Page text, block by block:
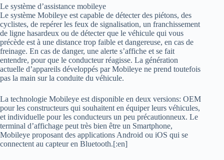
Le système d’assistance mobileye
Le système Mobileye est capable de détecter des piétons, des
cyclistes, de repérer les feux de signalisation, un franchissement
de ligne hasardeux ou de détecter que le véhicule qui vous
précède est à une distance trop faible et dangereuse, en cas de
freinage. En cas de danger, une alerte s’affiche et se fait
entendre, pour que le conducteur réagisse. La génération
actuelle d’appareils développés par Mobileye ne prend toutefois
pas la main sur la conduite du véhicule.
La technologie Mobileye est disponible en deux versions: OEM
pour les constructeurs qui souhaitent en équiper leurs véhicules,
et individuelle pour les conducteurs un peu précautionneux. Le
terminal d’affichage peut très bien être un Smartphone,
Mobileye proposant des applications Android ou iOS qui se
connectent au capteur en Bluetooth.[:en]